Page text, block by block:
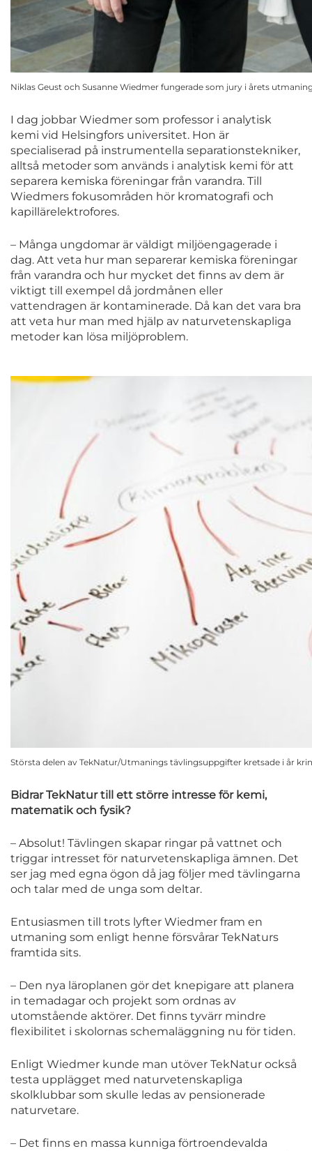
Niklas Geust och Susanne Wiedmer fungerade som jury i årets
I dag jobbar Wiedmer som professor i analytisk
kemi vid Helsingfors universitet. Hon är
specialiserad på instrumentella separationstekniker,
alltså metoder som används i analytisk kemi för att
separera kemiska föreningar från varandra. Till
Wiedmers fokusområden hör kromatografi och
kapillärelektrofores.
– Många ungdomar är väldigt miljöengagerade i
dag. Att veta hur man separerar kemiska föreningar
från varandra och hur mycket det finns av dem är
viktigt till exempel då jordmånen eller
vattendragen är kontaminerade. Då kan det vara bra
att veta hur man med hjälp av naturvetenskapliga
metoder kan lösa miljöproblem.
Största delen av TekNatur/Utmanings tävlingsuppgifter kretsade i år
Bidrar TekNatur till ett större intresse för kemi,
matematik och fysik?
– Absolut! Tävlingen skapar ringar på vattnet och
triggar intresset för naturvetenskapliga ämnen. Det
ser jag med egna ögon då jag följer med tävlingarna
och talar med de unga som deltar.
Entusiasmen till trots lyfter Wiedmer fram en
utmaning som enligt henne försvårar TekNaturs
framtida sits.
– Den nya läroplanen gör det knepigare att planera
in temadagar och projekt som ordnas av
utomstående aktörer. Det finns tyvärr mindre
flexibilitet i skolornas schemaläggning nu för tiden.
Enligt Wiedmer kunde man utöver TekNatur också
testa upplägget med naturvetenskapliga
skolklubbar som skulle ledas av pensionerade
naturvetare.
– Det finns en massa kunniga förtroendevalda